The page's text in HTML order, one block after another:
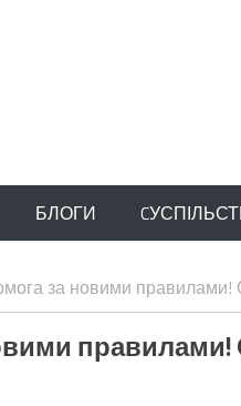
БЛОГИ
за новими правилами!
правилами!